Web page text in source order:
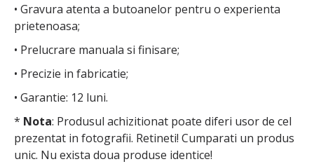
• Gravura atenta a butoanelor pentru o experienta
prietenoasa;
• Prelucrare manuala si finisare;
• Precizie in fabricatie;
• Garantie: 12 luni.
* Nota: Produsul achizitionat poate diferi usor de cel
prezentat in fotografii. Retineti! Cumparati un produs
unic. Nu exista doua produse identice!